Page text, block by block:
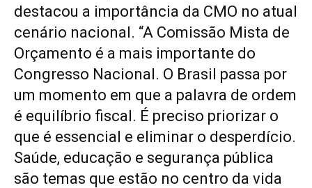
destacou a importância da CMO no atual
cenário nacional. “A Comissão Mista de
Orçamento é a mais importante do
Congresso Nacional. O Brasil passa por
um momento em que a palavra de ordem
é equilíbrio fiscal. É preciso priorizar o
que é essencial e eliminar o desperdício.
Saúde, educação e segurança pública
são temas que estão no centro da vida